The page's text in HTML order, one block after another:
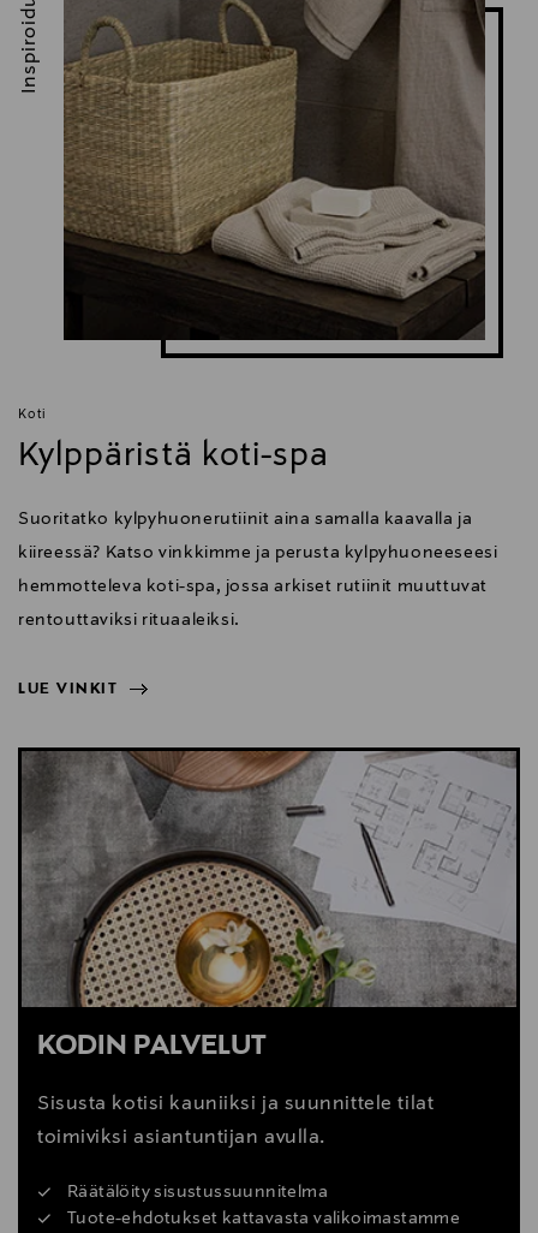
Koti
Kylppäristä koti-spa
Suoritatko kylpyhuonerutiinit aina samalla kaavalla ja
kiireessä? Katso vinkkimme ja perusta kylpyhuoneeseesi
hemmotteleva koti-spa, jossa arkiset rutiinit muuttuvat
rentouttaviksi rituaaleiksi.
LUE VINKIT
Inspiroidu
LUE VINKIT
KODIN PALVELUT
Sisusta kotisi kauniiksi ja suunnittele tilat
toimiviksi asiantuntijan avulla.
Räätälöity sisustussuunnitelma
Tuote-ehdotukset kattavasta valikoimastamme